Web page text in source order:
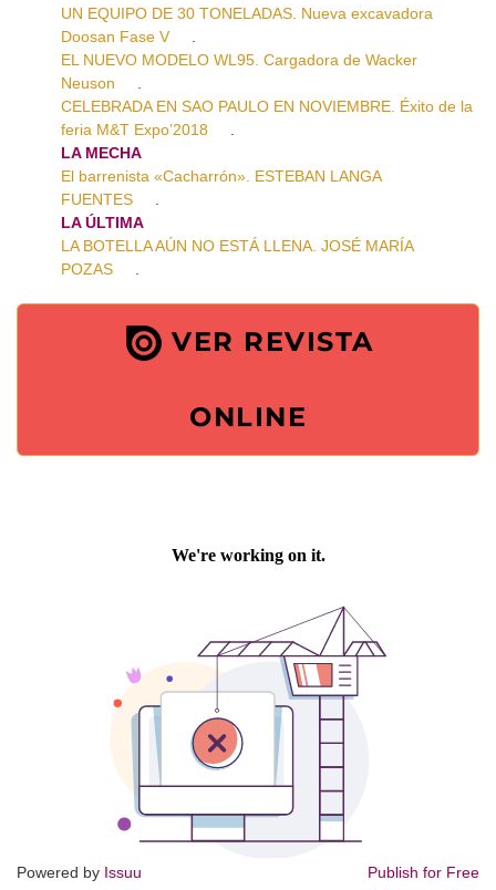
UN EQUIPO DE 30 TONELADAS. Nueva excavadora
Doosan Fase V
EL NUEVO MODELO WL95. Cargadora de Wacker
Neuson
CELEBRADA EN SAO PAULO EN NOVIEMBRE. Éxito de la
feria M&T Expo’2018
LA MECHA
El barrenista «Cacharrón». ESTEBAN LANGA
FUENTES
LA ÚLTIMA
LA BOTELLA AÚN NO ESTÁ LLENA. JOSÉ MARÍA
POZAS
VER REVISTA
ONLINE
Powered by Issuu Publish for Free